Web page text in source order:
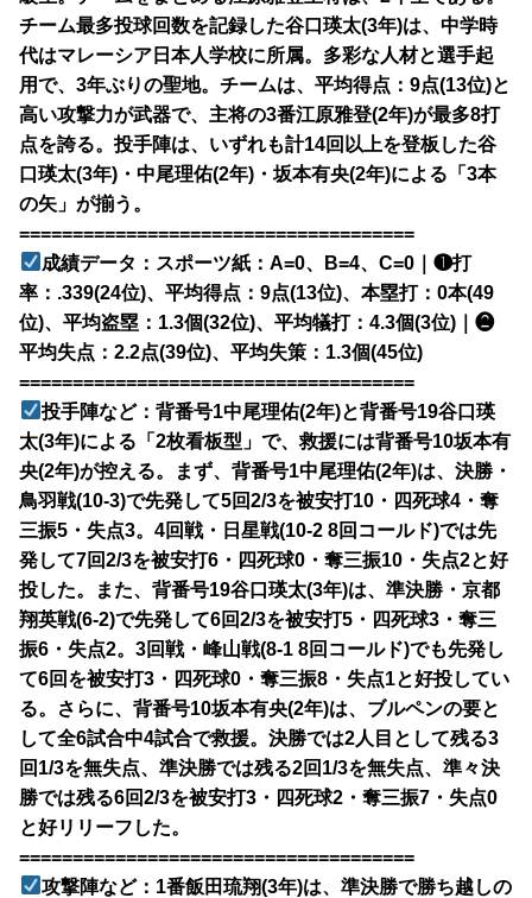
チーム最多投球回数を記録した谷口瑛太(3年)は、中学時
代はマレーシア日本人学校に所属。多彩な人材と選手起
用で、3年ぶりの聖地。チームは、平均得点：9点(13位)と
高い攻撃力が武器で、主将の3番江原雅登(2年)が最多8打
点を誇る。投手陣は、いずれも計14回以上を登板した谷
口瑛太(3年)・中尾理佑(2年)・坂本有央(2年)による「3本
の矢」が揃う。
=====================================
成績データ：スポーツ紙：A=0、B=4、C=0｜❶打
率：.339(24位)、平均得点：9点(13位)、本塁打：0本(49
位)、平均盗塁：1.3個(32位)、平均犠打：4.3個(3位)｜❷
平均失点：2.2点(39位)、平均失策：1.3個(45位)
=====================================
投手陣など：背番号1中尾理佑(2年)と背番号19谷口瑛
太(3年)による「2枚看板型」で、救援には背番号10坂本有
央(2年)が控える。まず、背番号1中尾理佑(2年)は、決勝・
鳥羽戦(10-3)で先発して5回2/3を被安打10・四死球4・奪
三振5・失点3。4回戦・日星戦(10-2 8回コールド)では先
発して7回2/3を被安打6・四死球0・奪三振10・失点2と好
投した。また、背番号19谷口瑛太(3年)は、準決勝・京都
翔英戦(6-2)で先発して6回2/3を被安打5・四死球3・奪三
振6・失点2。3回戦・峰山戦(8-1 8回コールド)でも先発し
て6回を被安打3・四死球0・奪三振8・失点1と好投してい
る。さらに、背番号10坂本有央(2年)は、ブルペンの要と
して全6試合中4試合で救援。決勝では2人目として残る3
回1/3を無失点、準決勝では残る2回1/3を無失点、準々決
勝では残る6回2/3を被安打3・四死球2・奪三振7・失点0
と好リリーフした。
=====================================
攻撃陣など：1番飯田琉翔(3年)は、準決勝で勝ち越しの